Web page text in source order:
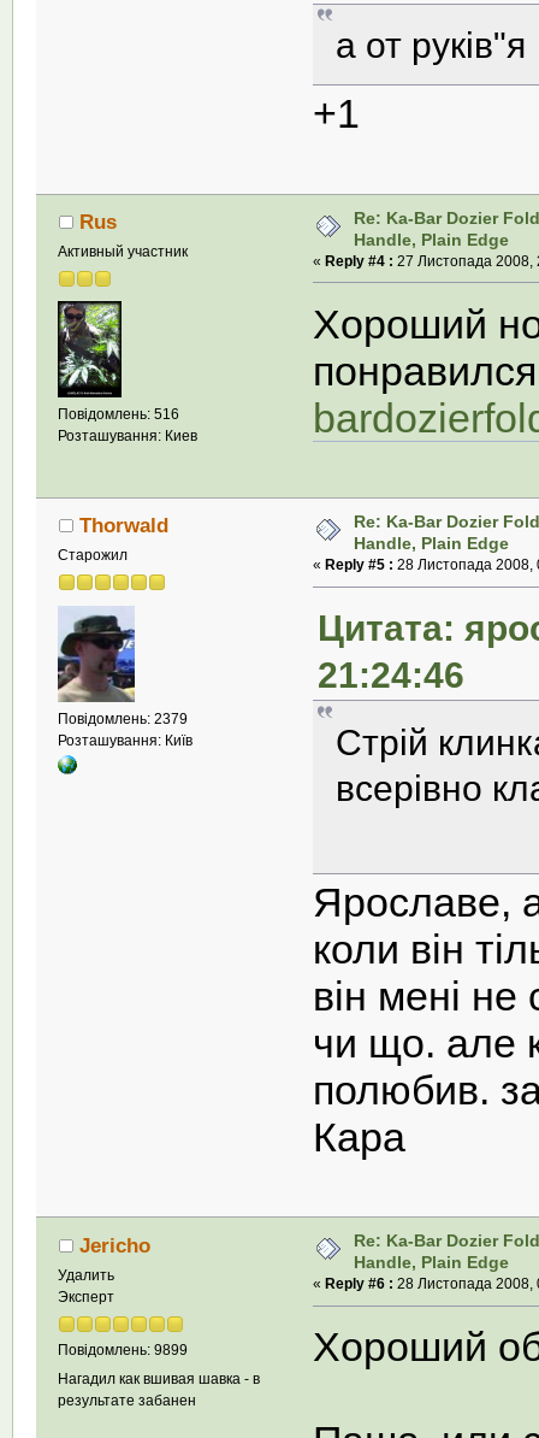
а от
+1
Rus
Активный участник
Повідомлень: 516
Розташування: Киев
Re: Ka-Bar Dozier
Handle, Plain Edge
«Reply #4 : 27 Листопада 2008,
Хороший
Thorwald
Старожил
Повідомлень: 2379
Розташування: Київ
Re: Ka-Bar Dozier
Handle, Plain Edge
« Reply #5 : 28 Листопада 2008,
Цитата:
21:24:46
Стрій
всерівно
Ярославе,
коли він
він мені
чи що. але
полюбив.
Кара
Jericho
Удалить
Эксперт
Повідомлень: 9899
Нагадил как вшивая шавка - в
результате забанен
Re: Ka-Bar Dozier
Handle, Plain Edge
« Reply #6 : 28 Листопада 2008,
Хороший